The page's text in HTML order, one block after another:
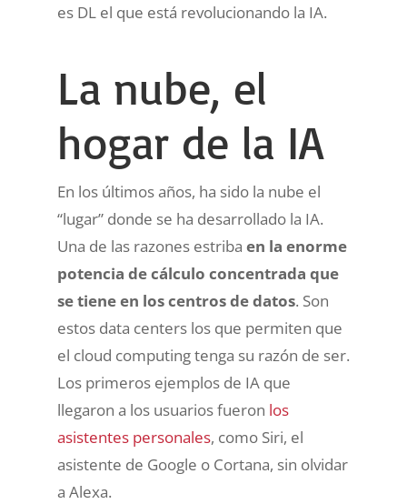
es DL el que está revolucionando la IA.
La nube, el
hogar de la IA
En los últimos años, ha sido la nube el
“lugar” donde se ha desarrollado la IA.
Una de las razones estriba en la enorme
potencia de cálculo concentrada que
se tiene en los centros de datos. Son
estos data centers los que permiten que
el cloud computing tenga su razón de ser.
Los primeros ejemplos de IA que
llegaron a los usuarios fueron los
asistentes personales, como Siri, el
asistente de Google o Cortana, sin olvidar
a Alexa.